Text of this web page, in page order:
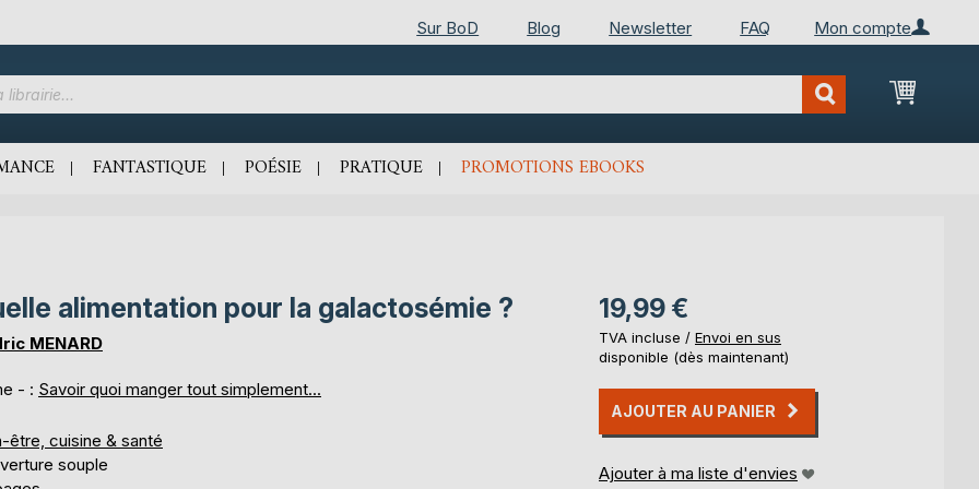
Mon compte
Sur BoD Blog Newsletter FAQ
Mon
FANTASTIQUE POÉSIE PRATIQUE PROMOTIONS EBOOKS
alimentation pour la galactosémie ?
MENARD
- : Savoir quoi manger tout simplement...
être, cuisine & santé
souple
19,99 €
TVA incluse / Envoi en sus
disponible (dès maintenant)
AJOUTER AU PANIER
Ajouter à ma liste d'envies